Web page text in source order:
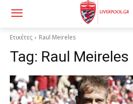
Ετικέτες Raul Meireles
Tag: Raul Meireles